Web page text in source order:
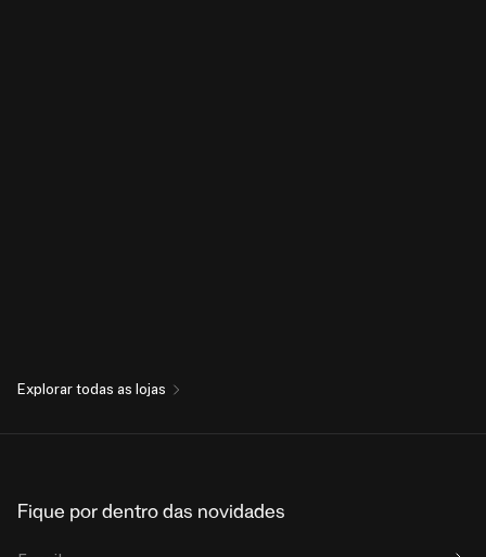
Explorar todas as lojas
Fique por dentro das novidades